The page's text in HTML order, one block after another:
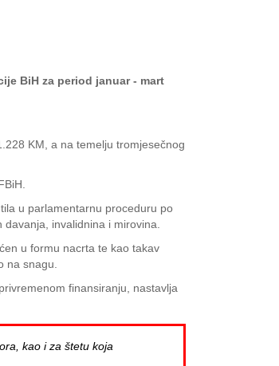
BiH za period januar - mart
KM, a na temelju tromjesečnog
u parlamentarnu proceduru po
invalidnina i mirovina.
u formu nacrta te kao takav
na snagu.
finansiranju, nastavlja
kao i za štetu koja